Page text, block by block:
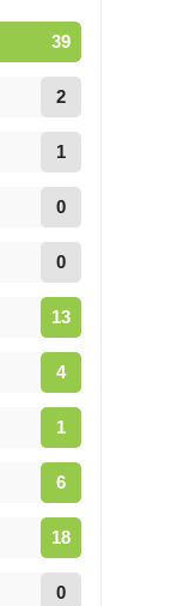
39
2
1
0
0
13
4
1
6
18
0